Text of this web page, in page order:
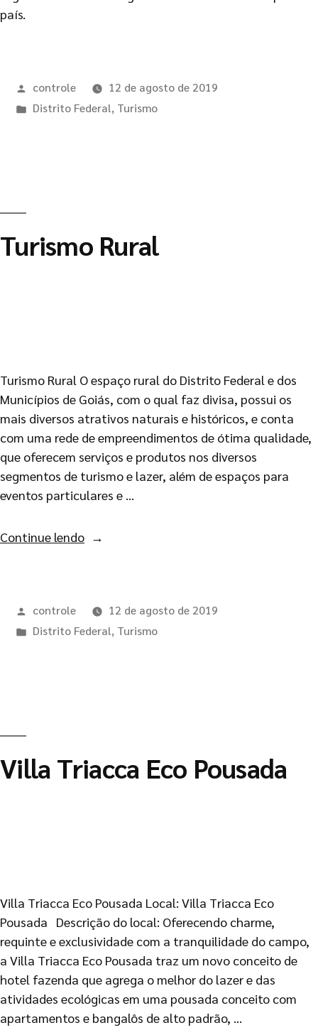
país.
controle
12 de agosto de 2019
Distrito Federal, Turismo
Turismo Rural
Turismo Rural O espaço rural do Distrito Federal e dos
Municípios de Goiás, com o qual faz divisa, possui os
mais diversos atrativos naturais e históricos, e conta
com uma rede de empreendimentos de ótima qualidade,
que oferecem serviços e produtos nos diversos
segmentos de turismo e lazer, além de espaços para
eventos particulares e …
Continue lendo
controle
12 de agosto de 2019
Distrito Federal, Turismo
Villa Triacca Eco Pousada
Villa Triacca Eco Pousada Local: Villa Triacca Eco
Pousada Descrição do local: Oferecendo charme,
requinte e exclusividade com a tranquilidade do campo,
a Villa Triacca Eco Pousada traz um novo conceito de
hotel fazenda que agrega o melhor do lazer e das
atividades ecológicas em uma pousada conceito com
apartamentos e bangalôs de alto padrão, …